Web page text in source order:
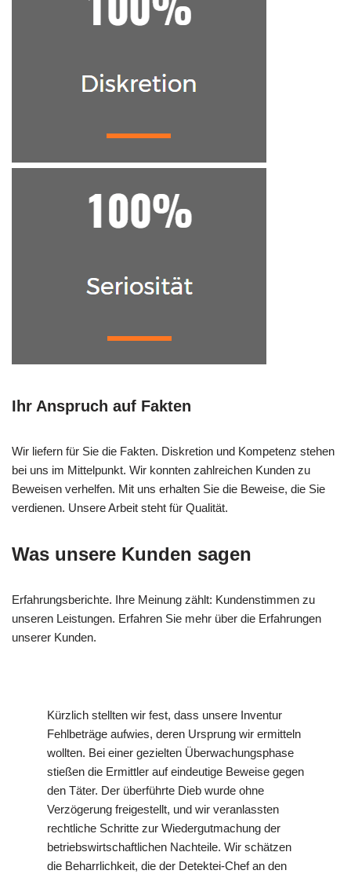
Ihr Anspruch auf Fakten
Wir liefern für Sie die Fakten. Diskretion und Kompetenz stehen
bei uns im Mittelpunkt. Wir konnten zahlreichen Kunden zu
Beweisen verhelfen. Mit uns erhalten Sie die Beweise, die Sie
verdienen. Unsere Arbeit steht für Qualität.
Was unsere Kunden sagen
Erfahrungsberichte. Ihre Meinung zählt: Kundenstimmen zu
unseren Leistungen. Erfahren Sie mehr über die Erfahrungen
unserer Kunden.
Kürzlich stellten wir fest, dass unsere Inventur
Fehlbeträge aufwies, deren Ursprung wir ermitteln
wollten. Bei einer gezielten Überwachungsphase
stießen die Ermittler auf eindeutige Beweise gegen
den Täter. Der überführte Dieb wurde ohne
Verzögerung freigestellt, und wir veranlassten
rechtliche Schritte zur Wiedergutmachung der
betriebswirtschaftlichen Nachteile. Wir schätzen
die Beharrlichkeit, die der Detektei-Chef an den